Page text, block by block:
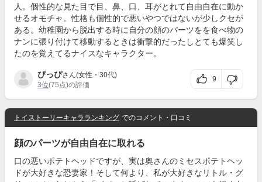
人。個性的な見た目で目、鼻、口、耳がとれて自由自在に動か
せるオモチャ。性格も個性的で悪いやつではないが少しクセが
ある。幼稚園から脱出する時に自分の顔のパーツをを食べ物の
ナンに張り付けて移動するときは衝撃的だったしとても爆笑し
たのを覚えてるナイスなキャラクター。
ぴっぴさん(女性・30代)
3位(75点)の評価
9
トイストーリーキャラランキング でのコメント・口コミ
顔のパーツが自由自在に取れる
口の悪いポテトヘッドですが、実は奥さんのミセスポテトヘッ
ドが大好きな恐妻家！そして何より、私が大好きなリトル・グ